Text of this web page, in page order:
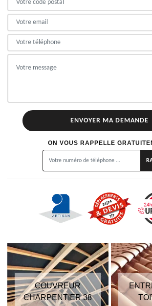
ON VOUS RAPPELLE
COUVREUR
CHARPENTIER 38